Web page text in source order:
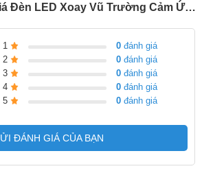
Reviews - Đánh giá Đèn LED Xoay Vũ Trường Cảm Ứng Nhạc
1 0 đánh giá
2
0 đánh giá
3
0 đánh giá
4
0 đánh giá
5
0 đánh giá
ĐÁNH GIÁ CỦA BẠN